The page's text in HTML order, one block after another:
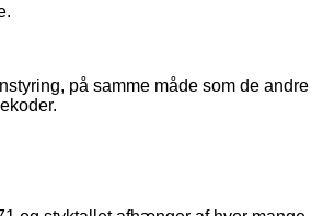
på samme måde som de andre